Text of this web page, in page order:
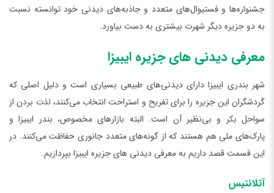
جشنواره‌ها و فستیوال‌های متعدد و جاذبه‌های دیدنی خود توانسته نسبت
به دو جزیره دیگر شهرت بیشتری به دست بیاورد.
معرفی دیدنی ‌های جزیره ایبیزا
شهر بندری ایبیزا دارای دیدنی‌های طبیعی بسیاری است و دلیل اصلی که
گردشگران این جزیره را برای تفریح و استراحت انتخاب می‌کنند، لذت بردن از
سواحل بکر و بی‌نظیر آن است. البته بازارهای مخصوص، بندر ایبیزا و
پارک‌های ملی هم هستند که از گونه‌های متعدد جانوری حفاظت می‌کنند. در
این قسمت قصد داریم به معرفی دیدنی ‌های جزیره ایبیزا بپردازیم.
آتلانتیس